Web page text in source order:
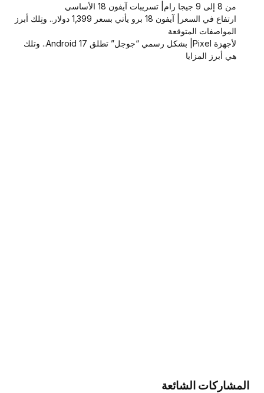
من 8 إلى 9 جيجا رام| تسريبات آيفون 18 الأساسي
ارتفاع في السعر| آيفون 18 برو يأتي بسعر 1,399 دولار.. وتِلك أبرز
المواصفات المتوقعة
لأجهزة Pixel| بشكل رسمي “جوجل” تطلق Android 17.. وتلك
هي أبرز المزايا
المشاركات الشائعة